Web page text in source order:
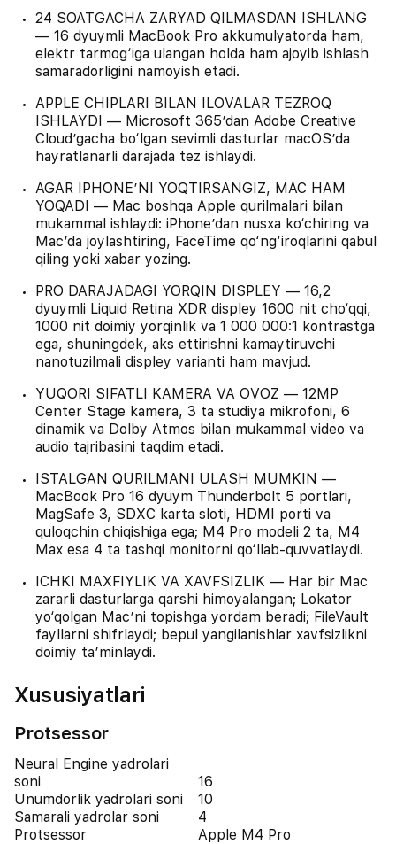
24 SOATGACHA ZARYAD QILMASDAN ISHLANG
— 16 dyuymli MacBook Pro akkumulyatorda ham,
elektr tarmog‘iga ulangan holda ham ajoyib ishlash
samaradorligini namoyish etadi.
APPLE CHIPLARI BILAN ILOVALAR TEZROQ
ISHLAYDI — Microsoft 365’dan Adobe Creative
Cloud’gacha bo‘lgan sevimli dasturlar macOS’da
hayratlanarli darajada tez ishlaydi.
AGAR IPHONE’NI YOQTIRSANGIZ, MAC HAM
YOQADI — Mac boshqa Apple qurilmalari bilan
mukammal ishlaydi: iPhone’dan nusxa ko‘chiring va
Mac’da joylashtiring, FaceTime qo‘ng‘iroqlarini qabul
qiling yoki xabar yozing.
PRO DARAJADAGI YORQIN DISPLEY — 16,2
dyuymli Liquid Retina XDR displey 1600 nit cho‘qqi,
1000 nit doimiy yorqinlik va 1 000 000:1 kontrastga
ega, shuningdek, aks ettirishni kamaytiruvchi
nanotuzilmali displey varianti ham mavjud.
YUQORI SIFATLI KAMERA VA OVOZ — 12MP
Center Stage kamera, 3 ta studiya mikrofoni, 6
dinamik va Dolby Atmos bilan mukammal video va
audio tajribasini taqdim etadi.
ISTALGAN QURILMANI ULASH MUMKIN —
MacBook Pro 16 dyuym Thunderbolt 5 portlari,
MagSafe 3, SDXC karta sloti, HDMI porti va
quloqchin chiqishiga ega; M4 Pro modeli 2 ta, M4
Max esa 4 ta tashqi monitorni qo‘llab-quvvatlaydi.
ICHKI MAXFIYLIK VA XAVFSIZLIK — Har bir Mac
zararli dasturlarga qarshi himoyalangan; Lokator
yo‘qolgan Mac’ni topishga yordam beradi; FileVault
fayllarni shifrlaydi; bepul yangilanishlar xavfsizlikni
doimiy ta’minlaydi.
Xususiyatlari
Protsessor
Neural Engine yadrolari
soni
16
Unumdorlik yadrolari soni
10
Samarali yadrolar soni
4
Protsessor
Apple M4 Pro